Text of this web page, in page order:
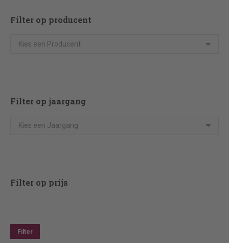
Filter op producent
Filter op jaargang
Filter op prijs
Filter